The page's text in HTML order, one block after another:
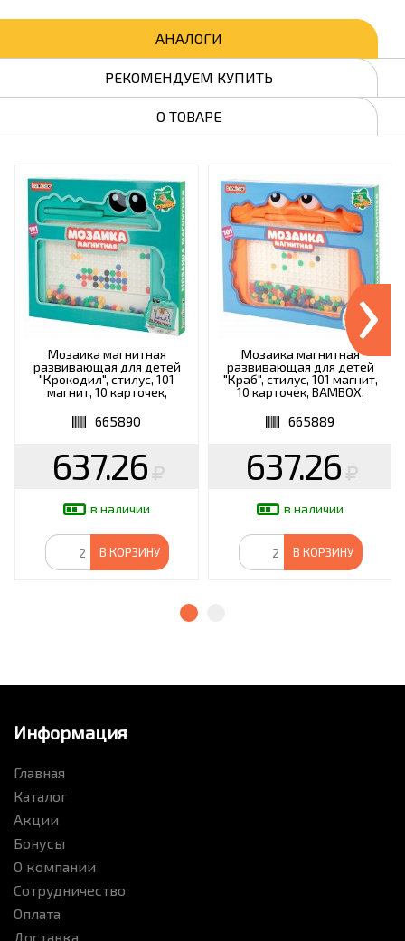
АНАЛОГИ
РЕКОМЕНДУЕМ КУПИТЬ
О ТОВАРЕ
Мозаика магнитная
развивающая для детей
"Крокодил", стилус, 101
магнит, 10 карточек,
665890
637.26
в наличии
В КОРЗИНУ
Мозаика магнитная
развивающая для детей
"Краб", стилус, 101 магнит,
10 карточек, BAMBOX,
665889
637.26
в наличии
В КОРЗИНУ
›
Информация
Главная
Каталог
Акции
Бонусы
О компании
Сотрудничество
Оплата
Доставка